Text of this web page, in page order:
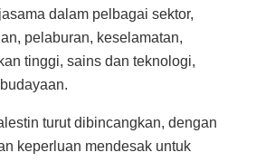
dalam pelbagai sektor,
pelaburan, keselamatan,
tinggi, sains dan teknologi,
turut dibincangkan, dengan
keperluan mendesak untuk